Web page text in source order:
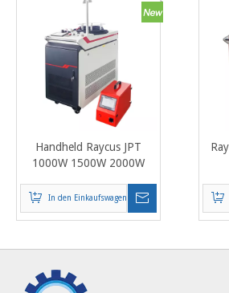
Handheld Raycus JPT
1000W 1500W 2000W
Laserschweißgerät mit
Drahtvorschub
In den Einkaufswagen